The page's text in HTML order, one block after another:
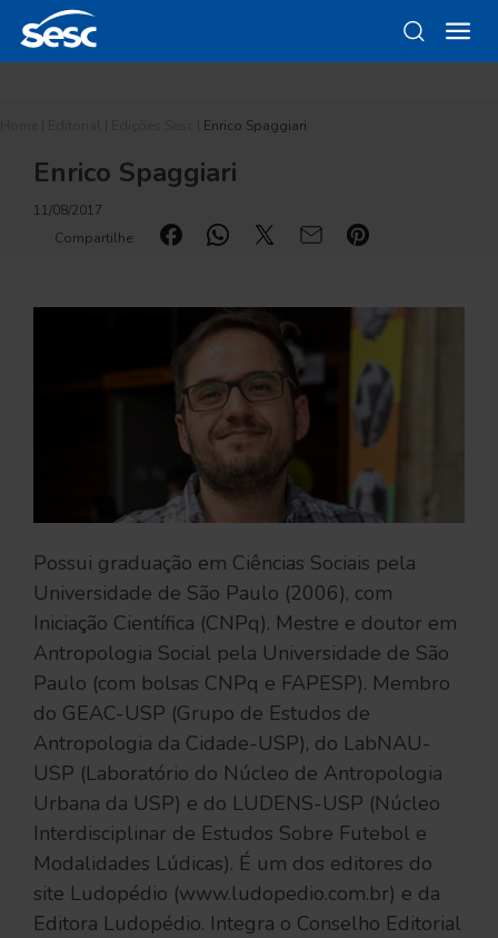
Enrico Spaggiari
Enrico Spaggiari
11/08/2017
Compartilhe:
Possui graduação em Ciências Sociais pela
Universidade de São Paulo (2006), com
Iniciação Científica (CNPq). Mestre e doutor em
Antropologia Social pela Universidade de São
Paulo (com bolsas CNPq e FAPESP). Membro
do GEAC-USP (Grupo de Estudos de
Antropologia da Cidade-USP), do LabNAU-
USP (Laboratório do Núcleo de Antropologia
Urbana da USP) e do LUDENS-USP (Núcleo
Interdisciplinar de Estudos Sobre Futebol e
Modalidades Lúdicas). É um dos editores do
site Ludopédio (www.ludopedio.com.br) e da
Editora Ludopédio. Integra o Conselho Editorial